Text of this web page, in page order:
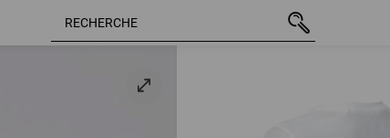
98/104